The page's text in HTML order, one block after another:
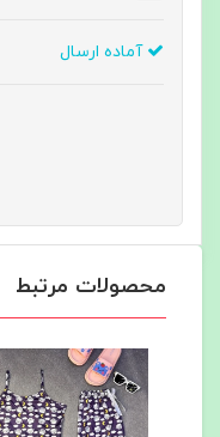
آماده ارسال
محصولات مرتبط